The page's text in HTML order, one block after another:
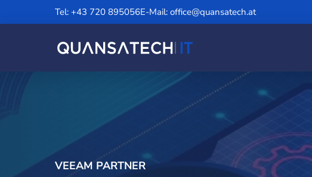
Tel: +43 720 895056E-Mail: office@quansatech.at
VEEAM PARTNER